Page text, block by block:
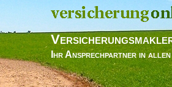
Ihr Ansprechpartner in